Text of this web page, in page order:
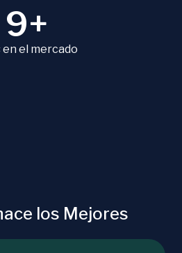
9+
en el mercado
los Mejores